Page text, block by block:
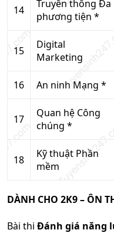
14
Truyền thông Đa
phương tiện *
15
Digital
Marketing
16 An ninh Mạng *
17
Quan hệ Công
chúng *
18
Kỹ thuật Phần
mềm
DÀNH CHO 2K9 – ÔN
Bài thi Đánh giá năng